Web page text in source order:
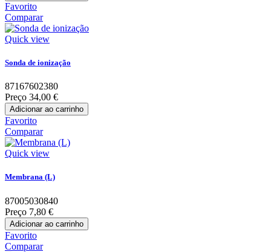
Favorito
Comparar
Quick view
Sonda de ionização
87167602380
Preço 34,00 €
Adicionar ao carrinho
Favorito
Comparar
Quick view
Membrana (L)
87005030840
Preço 7,80 €
Adicionar ao carrinho
Favorito
Comparar